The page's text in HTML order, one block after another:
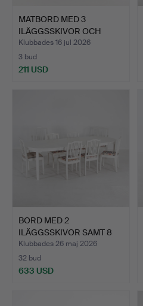
MATBORD MED 3
ILÄGGSSKIVOR OCH
STOLAR, Sve…
Klubbades 16 jul 2026
3 bud
211 USD
BORD MED 2
ILÄGGSSKIVOR SAMT 8
STOLAR, Sve…
Klubbades 26 maj 2026
32 bud
633 USD